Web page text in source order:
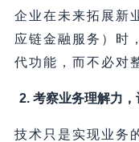
企业在未来拓展新
应链金融服务）时
代功能，而不必对
2. 考察业务理解力
技术只是实现业务